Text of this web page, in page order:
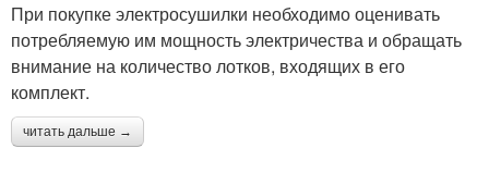
При покупке электросушилки необходимо оценивать
потребляемую им мощность электричества и обращать
внимание на количество лотков, входящих в его
комплект.
читать дальше →